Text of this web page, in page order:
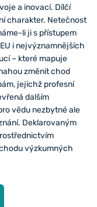
a inovací. Dílčí
charakter. Netečnost
li ji s přístupem
i nejvýznamnějších
– které mapuje
změnit chod
jejichž profesní
dalším
vědu nezbytné ale
Deklarovaným
výzkumných